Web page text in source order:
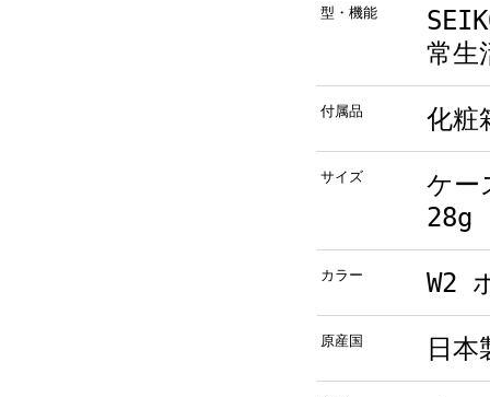
型・機能
常生
付属品 化
サイズ
ケー
28g
カラー W2
原産国 日本